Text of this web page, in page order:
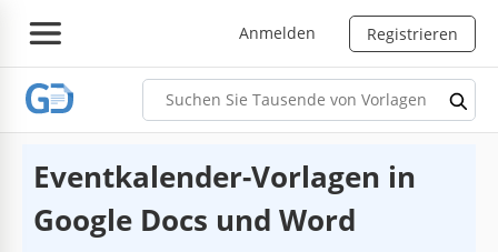
Anmelden Registrieren
Eventkalender-Vorlagen in
Google Docs und Word